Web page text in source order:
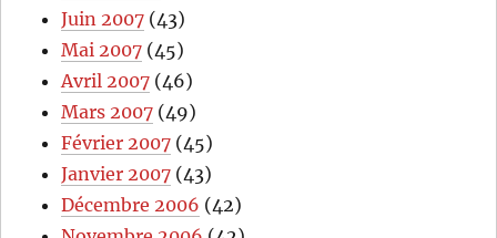
Juin 2007 (43)
Mai 2007 (45)
Avril 2007 (46)
Mars 2007 (49)
Février 2007 (45)
Janvier 2007 (43)
Décembre 2006 (42)